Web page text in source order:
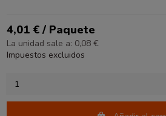
4,01 € / Paquete
La unidad sale a: 0,08 €
Impuestos excluidos